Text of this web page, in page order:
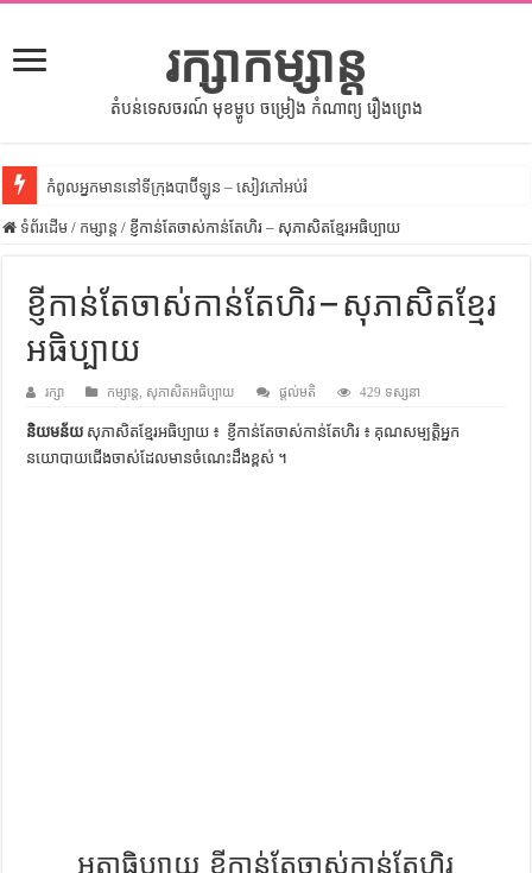
រក្សាកម្សាន្ត
តំបន់ទេសចរណ៍ មុខម្ហូប ចម្រៀង កំណាព្យ រឿងព្រេង
កំពូលអ្នកមាននៅទីក្រុងបាប៊ីឡូន – សៀវភៅអប់រំ
សីលធម៌នៅក្នុងសង្គមខ្មែរ – សៀវភៅចំណេះដឹងទូទៅ
ទំលៀមទម្លាប់ប្រពៃណីជនជាតិចិន – សៀវភៅចំណេះដឹងទូទៅ
ដើមកំណើតអង្គរ – សៀវភៅចំណេះដឹងទូទៅ
ដើមកំណើតជនជាតិខ្មែរ – អត្ថបទស្រាវជ្រាវ
ទំនាក់ទំនងកម្ពុជានិងចិន – សៀវភៅចំណេះដឹងទូទៅ
ព្រះបាទធម្មិក – សៀវភៅចំណេះដឹងទូទៅ
ទំព័រដើម / កម្សាន្ត / ខ្ញីកាន់តែចាស់កាន់តែហិរ – សុភាសិតខ្មែរអធិប្បាយ
ខ្ញីកាន់តែចាស់កាន់តែហិរ – សុភាសិតខ្មែរ
អធិប្បាយ
រក្សា កម្សាន្ត សុភាសិតអធិប្បាយ ផ្តល់មតិ 429 ទស្សនា
និយមន័យ សុភាសិតខ្មែរអធិប្បាយ ៖ ខ្ញីកាន់តែចាស់កាន់តែហិរ ៖ គុណសម្បត្តិ​អ្នក​
នយោបាយ​ជើង​ចាស់​ដែល​មាន​ចំណេះ​ដឹង​ខ្ពស់ ។
អត្ថាធិប្បាយ ខ្ញីកាន់តែចាស់កាន់តែហិរ